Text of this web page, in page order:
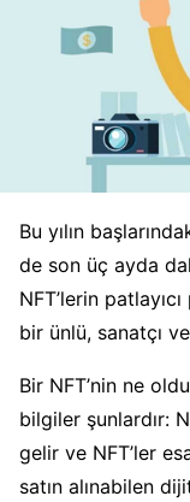
Bu yılın
de son üç ayda
NFT’lerin
bir ünlü, sanatçı
Bir NFT’nin ne
bilgiler şunlardır:
gelir ve NFT’ler
satın alınabilen